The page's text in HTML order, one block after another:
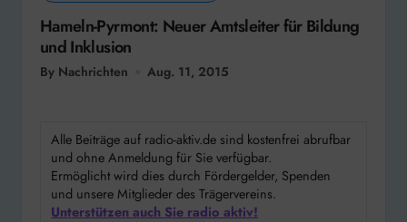
Hameln-Pyrmont: Neuer Amtsleiter für Bildung
und Inklusion
By Nachrichten Aug. 11, 2015
Alle Beiträge auf radio-aktiv.de sind kostenfrei abrufbar
und ohne Anmeldung für Sie verfügbar.
Ermöglicht wird dies durch Fördergelder, Spenden
und unsere Mitglieder des Trägervereins.
Unterstützen auch Sie radio aktiv!